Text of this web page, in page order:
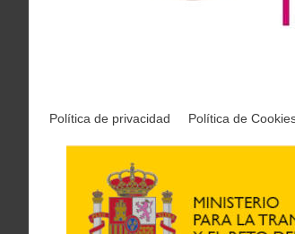
Política de privacidad Política de